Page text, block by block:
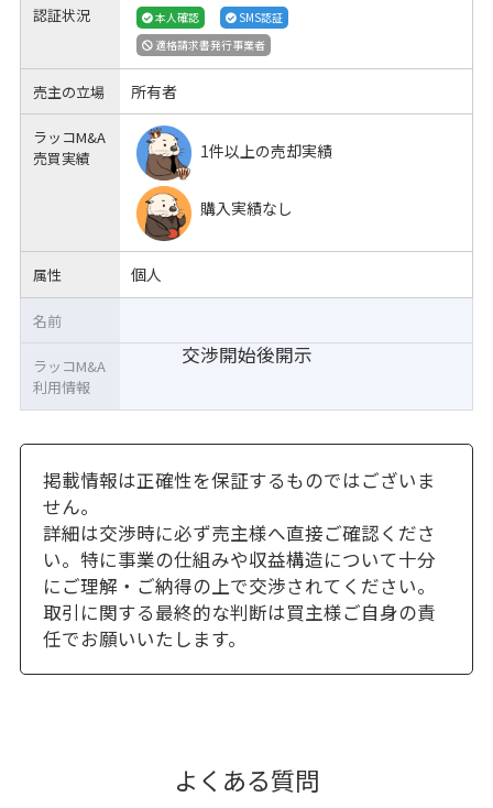
認証状況 本人確認
SMS認証
適格請求書発行事業者
売主の立場 所有者
ラッコM&A
売買実績
1件以上の売却実績
購入実績なし
属性 個人
交渉開始後開示
名前
ラッコM&A
利用情報
掲載情報は正確性を保証するものではございま
せん。
詳細は交渉時に必ず売主様へ直接ご確認くださ
い。特に事業の仕組みや収益構造について十分
にご理解・ご納得の上で交渉されてください。
取引に関する最終的な判断は買主様ご自身の責
任でお願いいたします。
よくある質問